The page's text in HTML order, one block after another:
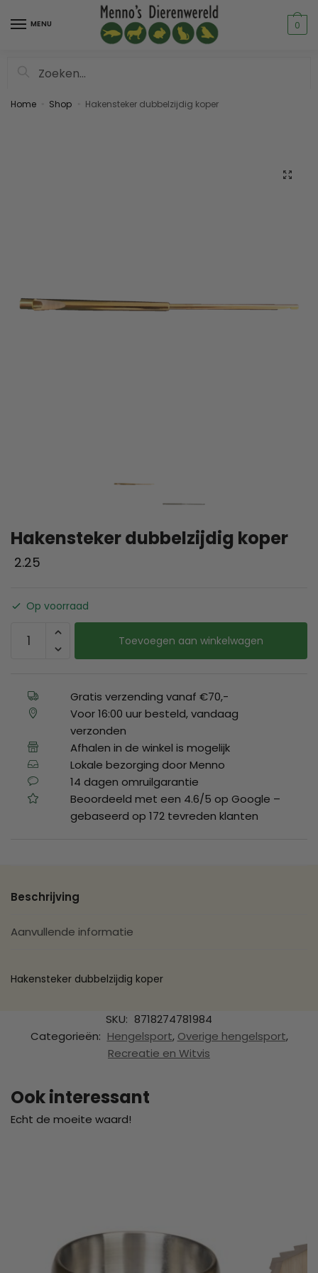
MENU 0
Home Shop Hakensteker dubbelzijdig koper
Hakensteker dubbelzijdig koper
2.25
Op voorraad
Toevoegen aan winkelwagen
Gratis verzending vanaf €70,-
Voor 16:00 uur besteld, vandaag
verzonden
Afhalen in de winkel is mogelijk
Lokale bezorging door Menno
14 dagen omruilgarantie
Beoordeeld met een 4.6/5 op Google –
gebaseerd op 172 tevreden klanten
Beschrijving
Aanvullende informatie
Hakensteker dubbelzijdig koper
SKU: 8718274781984
Categorieën: Hengelsport, Overige hengelsport,
Recreatie en Witvis
Ook interessant
Echt de moeite waard!